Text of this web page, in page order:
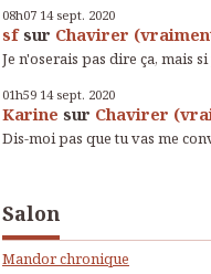
08h07 14 sept. 2020
sfsur Chavirer
Je n'oserais pas dire ça, mais
01h59 14 sept. 2020
Karine sur Chavirer
Dis-moi pas que tu vas me
Salon
Mandor chronique